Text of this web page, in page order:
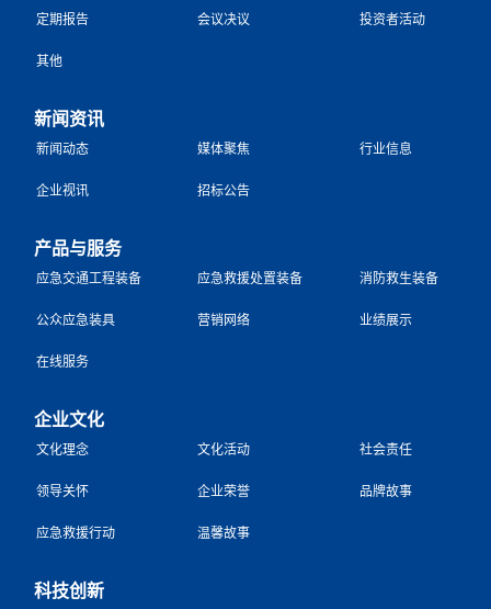
定期报告 会议决议 投资者活动
其他
新闻资讯
新闻动态 媒体聚焦 行业信息
企业视讯 招标公告
产品与服务
应急交通工程装备 应急救援处置装备 消防救生装备
公众应急装具 营销网络 业绩展示
在线服务
企业文化
文化理念 文化活动 社会责任
领导关怀 企业荣誉 品牌故事
应急救援行动 温馨故事
科技创新